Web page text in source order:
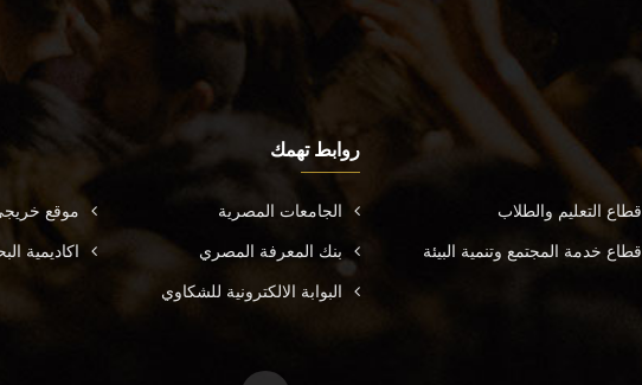
قطاع التعليم والطلاب
قطاع خدمة المجتمع وتنمية البيئة
روابط تهمك
الجامعات المصرية موقع
بنك المعرفة المصري اكاديمية
البوابة الالكترونية للشكاوي